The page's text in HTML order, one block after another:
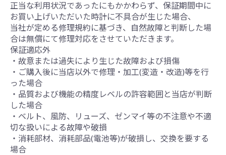
正当な利用状況であったにもかかわらず、保証期間中に
お買い上げいただいた時計に不具合が生じた場合、
当社が定める修理規約に基づき、自然故障と判断した場
合は無償にて修理対応をさせていただきます。
保証適応外
・故意または過失により生じた故障および損傷
・ご購入後に当店以外で修理・加工(変造・改造)等を行
った場合
・品質および機能の精度レベルの許容範囲と当店が判断
した場合
・ベルト、風防、リューズ、ゼンマイ等の不注意や不適
切な扱いによる故障や破損
・消耗部材、消耗部品(電池等)が破損し、交換を要する
場合